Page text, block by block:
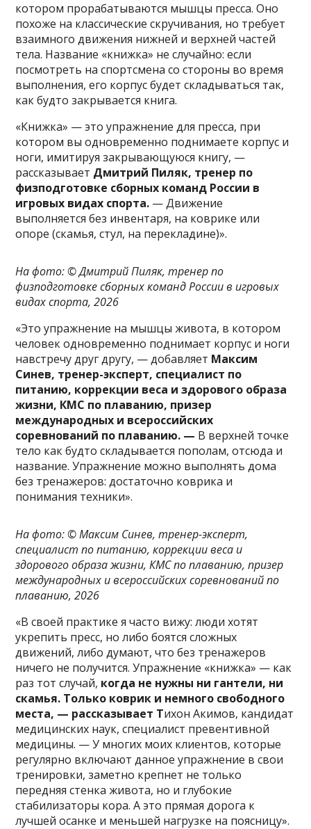
котором прорабатываются мышцы пресса. Оно
похоже на классические скручивания, но требует
взаимного движения нижней и верхней частей
тела. Название «книжка» не случайно: если
посмотреть на спортсмена со стороны во время
выполнения, его корпус будет складываться так,
как будто закрывается книга.
«Книжка» — это упражнение для пресса, при
котором вы одновременно поднимаете корпус и
ноги, имитируя закрывающуюся книгу, —
рассказывает Дмитрий Пиляк, тренер по
физподготовке сборных команд России в
игровых видах спорта. — Движение
выполняется без инвентаря, на коврике или
опоре (скамья, стул, на перекладине)».
На фото: ©Дмитрий Пиляк, тренер по
физподготовке сборных команд России в игровых
видах спорта, 2026
«Это упражнение на мышцы живота, в котором
человек одновременно поднимает корпус и ноги
навстречу друг другу, — добавляет Максим
Синев, тренер-эксперт, специалист по
питанию, коррекции веса и здорового образа
жизни, КМС по плаванию, призер
международных и всероссийских
соревнований по плаванию. — В верхней точке
тело как будто складывается пополам, отсюда и
название. Упражнение можно выполнять дома
без тренажеров: достаточно коврика и
понимания техники».
На фото: ©Максим Синев, тренер-эксперт,
специалист по питанию, коррекции веса и
здорового образа жизни, КМС по плаванию, призер
международных и всероссийских соревнований по
плаванию, 2026
«В своей практике я часто вижу: люди хотят
укрепить пресс, но либо боятся сложных
движений, либо думают, что без тренажеров
ничего не получится. Упражнение «книжка» — как
раз тот случай, когда не нужны ни гантели, ни
скамья. Только коврик и немного свободного
места, — рассказывает Тихон Акимов, кандидат
медицинских наук, специалист превентивной
медицины. — У многих моих клиентов, которые
регулярно включают данное упражнение в свои
тренировки, заметно крепнет не только
передняя стенка живота, но и глубокие
стабилизаторы кора. А это прямая дорога к
лучшей осанке и меньшей нагрузке на поясницу».